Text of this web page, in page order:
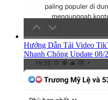
Hướng Dẫn Tải Video
Nhanh Chóng Update 08/